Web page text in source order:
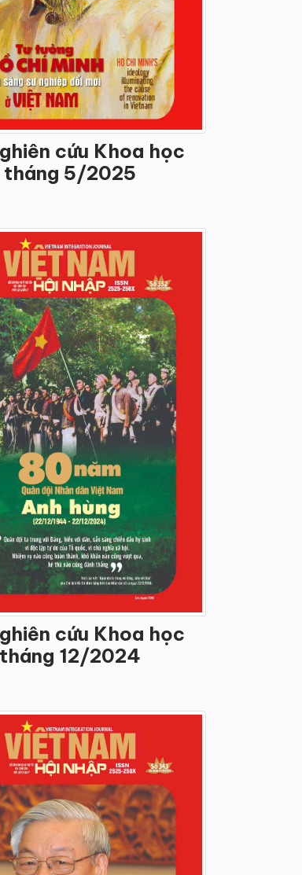
cứu Khoa học
tháng 5/2025
cứu Khoa học
tháng 12/2024